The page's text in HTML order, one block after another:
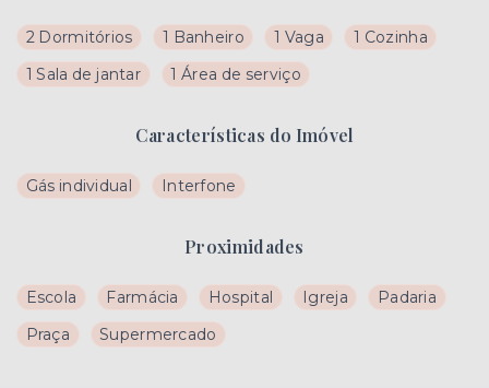
2 Dormitórios 1 Banheiro 1 Vaga
1 Cozinha
1 Sala de jantar
1 Área de serviço
Características do Imóvel
Gás individual Interfone
Proximidades
Escola Farmácia Hospital Igreja
Padaria
Praça
Supermercado